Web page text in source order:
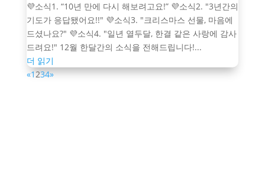
💜소식1. “10년 만에 다시 해보려고요!” 💜소식2. "3년간의
기도가 응답됐어요!!" 💜소식3. "크리스마스 선물, 마음에
드셨나요?" 💜소식4. "일년 열두달, 한결 같은 사랑에 감사
드려요!" 12월 한달간의 소식을 전해드립니다!...
더 읽기
«1234»